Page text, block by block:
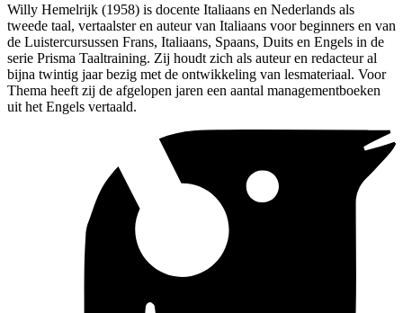
Willy Hemelrijk (1958) is docente Italiaans en Nederlands als
tweede taal, vertaalster en auteur van Italiaans voor beginners en van
de Luistercursussen Frans, Italiaans, Spaans, Duits en Engels in de
serie Prisma Taaltraining. Zij houdt zich als auteur en redacteur al
bijna twintig jaar bezig met de ontwikkeling van lesmateriaal. Voor
Thema heeft zij de afgelopen jaren een aantal managementboeken
uit het Engels vertaald.